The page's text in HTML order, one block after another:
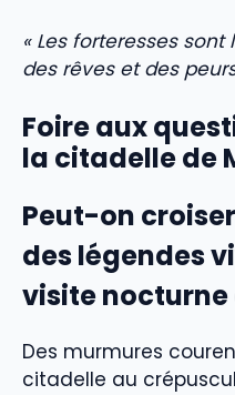
« Les forteresses
des rêves et des
Foire aux
la citadelle de
Peut-on
des légendes
visite nocturne
Des murmures
citadelle au